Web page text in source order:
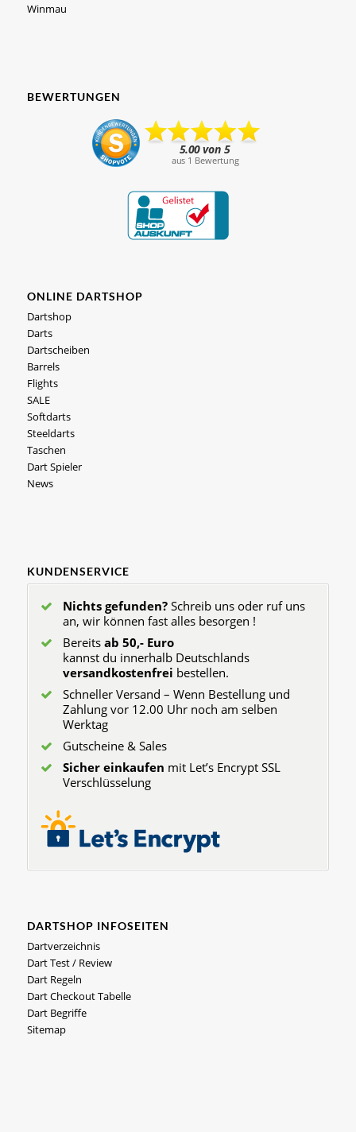
Winmau
BEWERTUNGEN
ONLINE DARTSHOP
Dartshop
Darts
Dartscheiben
Barrels
Flights
SALE
Softdarts
Steeldarts
Taschen
Dart Spieler
News
KUNDENSERVICE
Nichts gefunden?Schreib uns oder ruf uns
an, wir können fast alles besorgen !
Bereits ab 50,- Euro
kannst du innerhalb Deutschlands
versandkostenfrei bestellen.
Schneller Versand – Wenn Bestellung und
Zahlung vor 12.00 Uhr noch am selben
Werktag
Gutscheine & Sales
Sicher einkaufen mit Let’s Encrypt SSL
Verschlüsselung
DARTSHOP INFOSEITEN
Dartverzeichnis
Dart Test / Review
Dart Regeln
Dart Checkout Tabelle
Dart Begriffe
Sitemap